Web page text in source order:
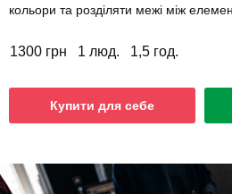
кольори та розділяти межі між
1300 грн 1 люд. 1,5 год.
Купити для себе